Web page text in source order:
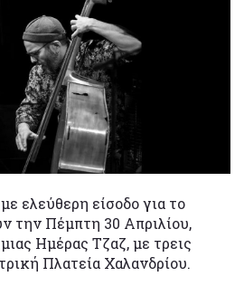
ελεύθερη είσοδο για το
την Πέμπτη 30 Απριλίου,
Ημέρας Τζαζ, με τρεις
Πλατεία Χαλανδρίου.